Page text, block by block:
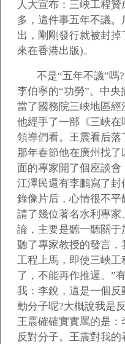
人大宣布：三峽工程
多，這件事五年不議
出，剛剛發行就被封
來在香港出版)。
不是“五年不議”嗎
李伯寧的“功勞”。中
當了國務院三峽地區
他經手了一部《三峽
領導們看。王震看后落
那年春節他在廣州找
面的專家開了個座談會
江澤民還有李鵬寫了封
錄像片后，心情很不
請了幾位著名水利專
論，主要是聽一聽關于
聽了專家教授的發言
工程上馬，即使三峽
了，不能再作推遲。”
我：李銳，這是一個反
動分子呢?大概說我是
王震確確實實罵的是：
反對分子。王震對我